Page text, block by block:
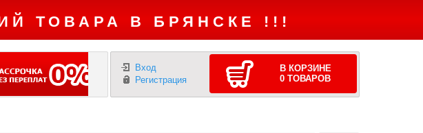
ТОВАРА В БРЯНСКЕ !!!
Вход
Регистрация
В КОРЗИНЕ
0 ТОВАРОВ